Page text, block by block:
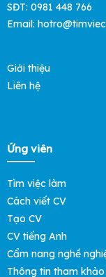
SĐT: 0981 448 766
Email:
Giới thiệu
Liên hệ
Ứng viên
Tìm việc làm
Cách viết CV
Tạo CV
CV tiếng Anh
Cẩm nang nghề
Thông tin tham khảo